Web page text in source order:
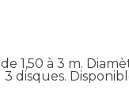
1,50 à 3 m.
disques.